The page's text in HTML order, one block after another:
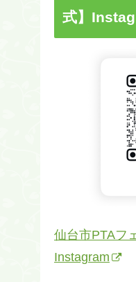
式】
仙台市PTAフ
Instagram